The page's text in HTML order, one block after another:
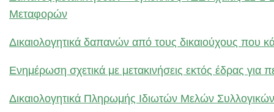
Μεταφορών
Δικαιολογητικά δαπανών από τους δικαιούχους που
Ενημέρωση σχετικά με μετακινήσεις εκτός έδρας για
Δικαιολογητικά Πληρωμής Ιδιωτών Μελών